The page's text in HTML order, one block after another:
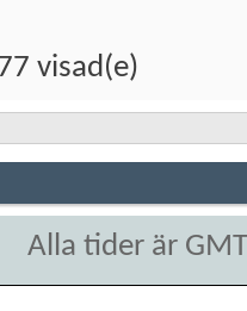
visad(e)
Alla tider är